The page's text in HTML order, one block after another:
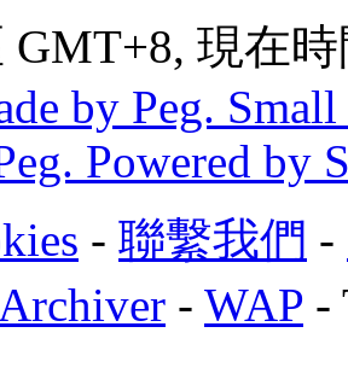
GMT+8, 現在
by Peg.
Powered by
- 聯繫我們 -
Archiver - WAP -